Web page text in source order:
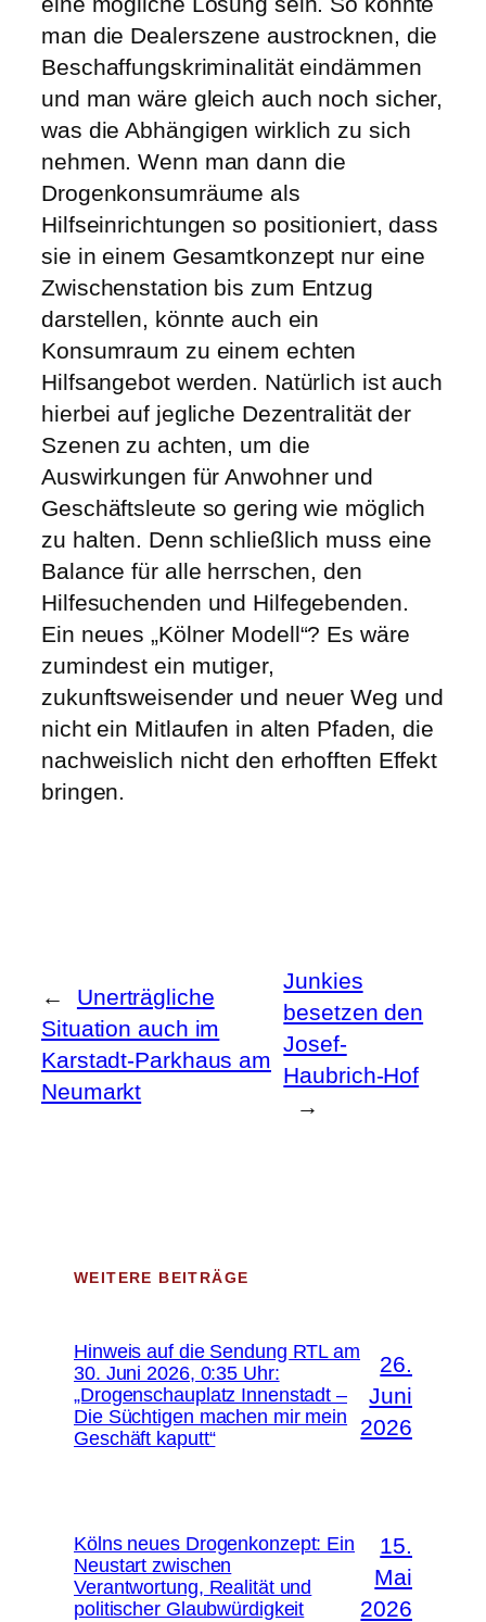
man die Dealerszene austrocknen, die
Beschaffungskriminalität eindämmen
und man wäre gleich auch noch sicher,
was die Abhängigen wirklich zu sich
nehmen. Wenn man dann die
Drogenkonsumräume als
Hilfseinrichtungen so positioniert, dass
sie in einem Gesamtkonzept nur eine
Zwischenstation bis zum Entzug
darstellen, könnte auch ein
Konsumraum zu einem echten
Hilfsangebot werden. Natürlich ist auch
hierbei auf jegliche Dezentralität der
Szenen zu achten, um die
Auswirkungen für Anwohner und
Geschäftsleute so gering wie möglich
zu halten. Denn schließlich muss eine
Balance für alle herrschen, den
Hilfesuchenden und Hilfegebenden.
Ein neues „Kölner Modell“? Es wäre
zumindest ein mutiger,
zukunftsweisender und neuer Weg und
nicht ein Mitlaufen in alten Pfaden, die
nachweislich nicht den erhofften Effekt
bringen.
←
Unerträgliche
Situation auch im
Karstadt-Parkhaus am
Neumarkt
Junkies
besetzen den
Josef-
Haubrich-Hof
→
WEITERE BEITRÄGE
Hinweis auf die Sendung RTL am
30. Juni 2026, 0:35 Uhr:
„Drogenschauplatz Innenstadt –
Die Süchtigen machen mir mein
Geschäft kaputt“
26.
Juni
2026
Kölns neues Drogenkonzept: Ein
Neustart zwischen
Verantwortung, Realität und
politischer Glaubwürdigkeit
15.
Mai
2026